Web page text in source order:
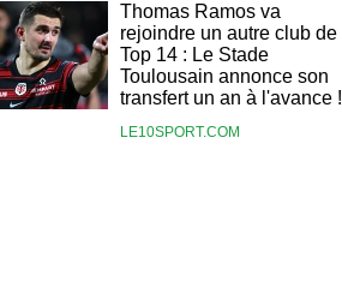
Thomas Ramos va
rejoindre un autre club de
Top 14 : Le Stade
Toulousain annonce son
transfert un an à l'avance !
LE10SPORT.COM